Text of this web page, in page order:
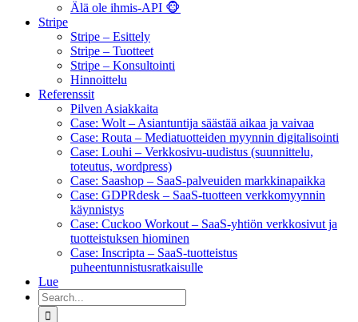
Älä ole ihmis-API 🐵
Stripe
Stripe – Esittely
Stripe – Tuotteet
Stripe – Konsultointi
Hinnoittelu
Referenssit
Pilven Asiakkaita
Case: Wolt – Asiantuntija säästää aikaa ja vaivaa
Case: Routa – Mediatuotteiden myynnin digitalisointi
Case: Louhi – Verkkosivu-uudistus (suunnittelu,
toteutus, wordpress)
Case: Saashop – SaaS-palveuiden markkinapaikka
Case: GDPRdesk – SaaS-tuotteen verkkomyynnin
käynnistys
Case: Cuckoo Workout – SaaS-yhtiön verkkosivut ja
tuotteistuksen hiominen
Case: Inscripta – SaaS-tuotteistus
puheentunnistusratkaisulle
Lue
Search
for: